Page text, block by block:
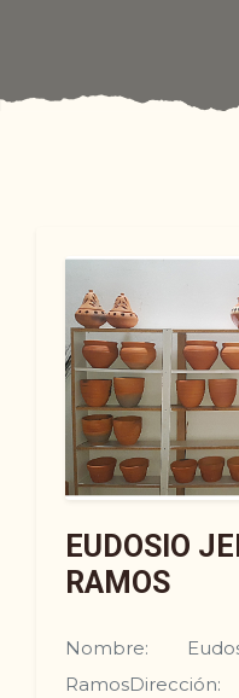
EUDOSIO
RAMOS
Nombre: